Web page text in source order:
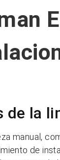
de la
manual,
de